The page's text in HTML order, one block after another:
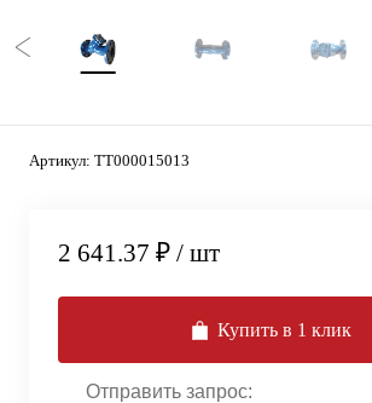
Артикул: ТТ000015013
2 641.37 ₽ / шт
Купить в 1 клик
Отправить запрос: